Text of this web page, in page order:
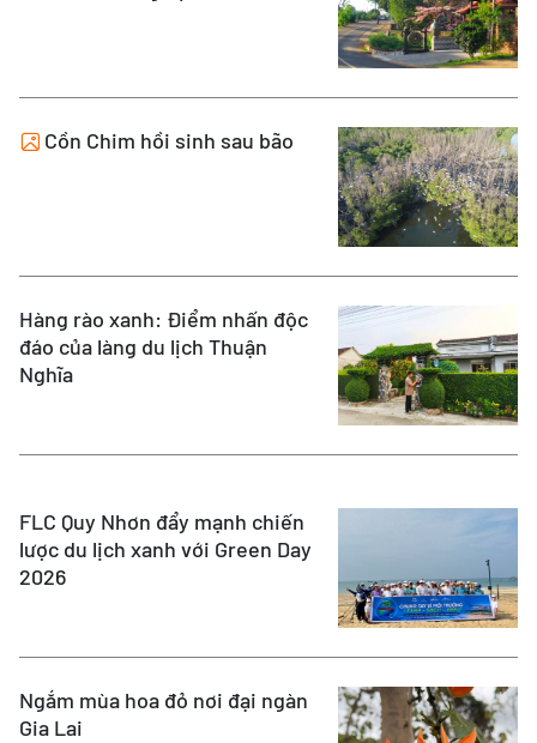
Cồn Chim hồi sinh sau bão
Hàng rào xanh: Điểm nhấn độc
đáo của làng du lịch Thuận
Nghĩa
FLC Quy Nhơn đẩy mạnh chiến
lược du lịch xanh với Green Day
2026
Ngắm mùa hoa đỏ nơi đại ngàn
Gia Lai